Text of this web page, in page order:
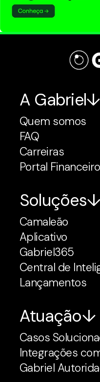
A Gabriel
Quem somos
FAQ
Carreiras
Portal Financeiro
Soluções
Camaleão
Aplicativo
Gabriel365
Central de
Lançamentos
Atuação
Casos
Integrações
Gabriel